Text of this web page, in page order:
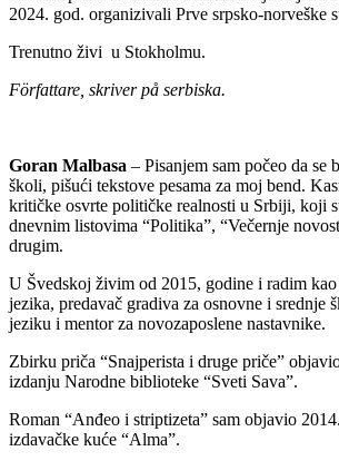
2024. god. organizivali Prve srpsko-norveške
Trenutno živi u Stokholmu.
Författare, skriver på serbiska.
Goran Malbasa – Pisanjem sam počeo da se
školi, pišući tekstove pesama za moj bend.
kritičke osvrte političke realnosti u Srbiji, koji
dnevnim listovima “Politika”, “Večernje
drugim.
U Švedskoj živim od 2015, godine i radim
jezika, predavač gradiva za osnovne i srednje
jeziku i mentor za novozaposlene nastavnike.
Zbirku priča “Snajperista i druge priče”
izdanju Narodne biblioteke “Sveti Sava”.
Roman “Anđeo i striptizeta” sam objavio
izdavačke kuće “Alma”.